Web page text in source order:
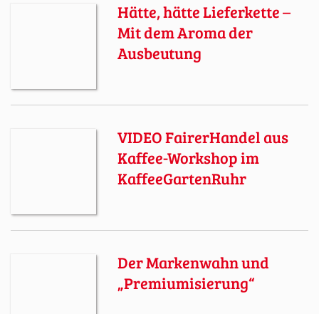
Hätte, hätte Lieferkette –
Mit dem Aroma der
Ausbeutung
VIDEO FairerHandel aus
Kaffee-Workshop im
KaffeeGartenRuhr
Der Markenwahn und
„Premiumisierung“